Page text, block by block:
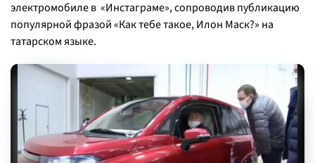
электромобиле в «Инстаграме», сопроводив публикацию
популярной фразой «Как тебе такое, Илон Маск?» на
татарском языке.